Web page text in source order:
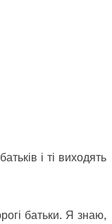
і ті виходять
батьки. Я знаю,